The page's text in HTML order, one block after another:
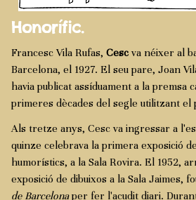
Honorífic.
Francesc Vila Rufas,Cesc va néixer al
Barcelona, el 1927. El seu pare, Joan
havia publicat assíduament a la premsa
primeres dècades del segle utilitzant el
Als tretze anys, Cesc va ingressar a
quinze celebrava la primera exposició
humorístics, a la Sala Rovira. El 1952,
exposició de dibuixos a la Sala Jaimes,
de Barcelonaper fer l'acudit diari.